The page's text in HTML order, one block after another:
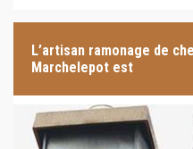
L’artisan ramonage de
Marchelepot est